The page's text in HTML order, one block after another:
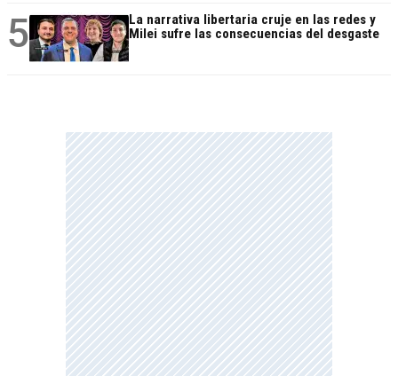
5
La narrativa libertaria cruje en las redes y
Milei sufre las consecuencias del desgaste